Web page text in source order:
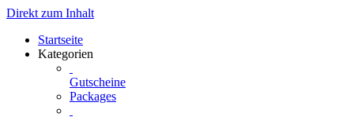
Direkt zum Inhalt
Startseite
Kategorien
Gutscheine
Packages